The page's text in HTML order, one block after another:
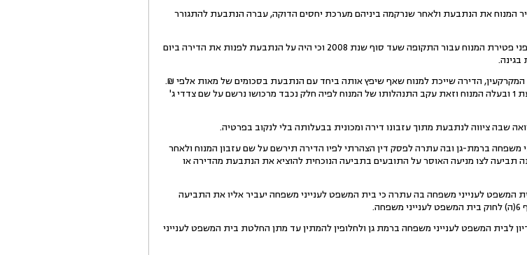
המנוח את הנתבעת ולאחר שנרקמה ביניהם מערכת יחסים הדוקה, עברה הנתבעת להתגורר
5.התובעים מוסיפים וטוענים כי דמי השכירות שולמו עוד לפני פטירת המנוח עבור התקופה שעד סוף שנת 2008 וכי היה על הנתבעת לפנות את הדירה ביום
הדירה שייכת למנוח שאף שיפץ אותה ביחד עם הנתבעת בסכומים של מאות אלפי ₪.
נטען כי הדירה היתה רשומה פורמלית בלבד על שם התובעת 1 ובעלה המנוח וזאת עקב התנהלותו של המנוח לפיה חלק נכבד מרכושו נרשם על שם צדדי ג'
משפחה ברמת-גן ובה עתרה לפסק דין הצהרתי לפיו הדירה תירשם על שם עזבון המנוח ולאחר
לצו מניעה האוסר על התובעים בתביעה הנוכחית להוציא את הנתבעת מהדירה או
לענייני משפחה בה עתרה כי בית המשפט לענייני משפחה יעביר אליו את התביעה
לבית המשפט לענייני משפחה ברמת גן ולחלופין להמתין עד מתן החלטת בית המשפט לענייני